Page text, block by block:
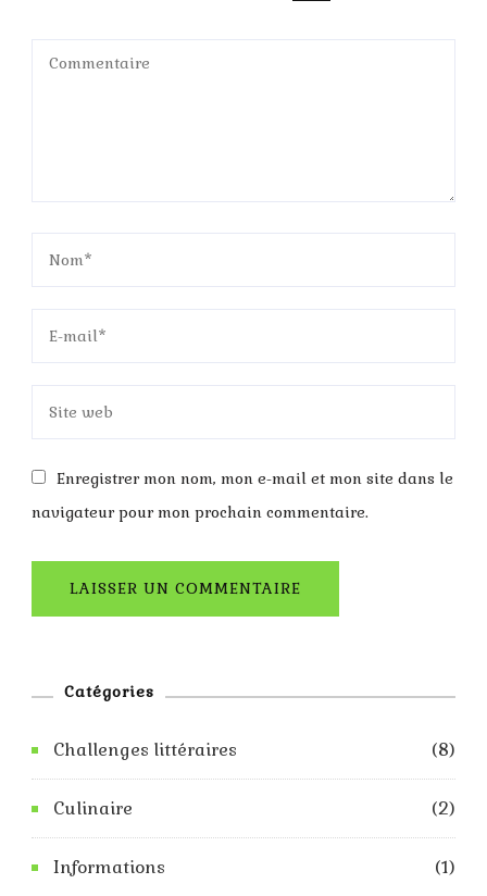
Enregistrer mon nom, mon e-mail et mon site dans le
navigateur pour mon prochain commentaire.
Catégories
Challenges littéraires (8)
Culinaire (2)
Informations (1)